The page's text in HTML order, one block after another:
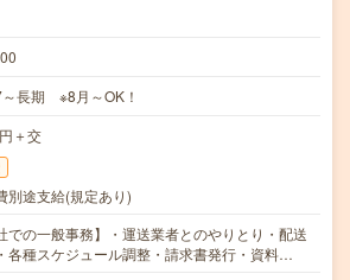
長期 ※8月～OK！
＋交
別途支給(規定あり)
での一般事務】・運送業者とのやりとり・配送
各種スケジュール調整・請求書発行・資料…